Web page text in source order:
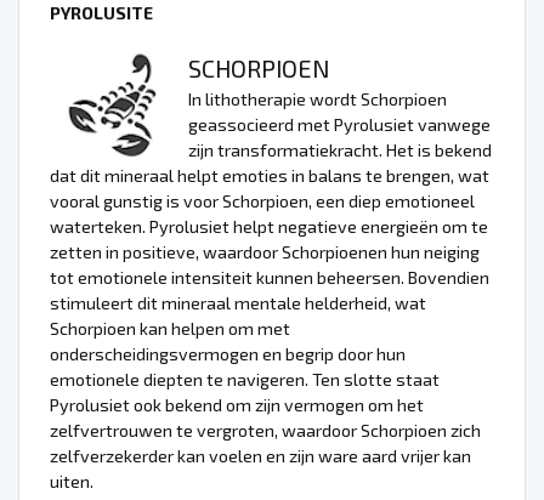
PYROLUSITE
SCHORPIOEN
In lithotherapie wordt Schorpioen
geassocieerd met Pyrolusiet vanwege
zijn transformatiekracht. Het is bekend
dat dit mineraal helpt emoties in balans te brengen, wat
vooral gunstig is voor Schorpioen, een diep emotioneel
waterteken. Pyrolusiet helpt negatieve energieën om te
zetten in positieve, waardoor Schorpioenen hun neiging
tot emotionele intensiteit kunnen beheersen. Bovendien
stimuleert dit mineraal mentale helderheid, wat
Schorpioen kan helpen om met
onderscheidingsvermogen en begrip door hun
emotionele diepten te navigeren. Ten slotte staat
Pyrolusiet ook bekend om zijn vermogen om het
zelfvertrouwen te vergroten, waardoor Schorpioen zich
zelfverzekerder kan voelen en zijn ware aard vrijer kan
uiten.